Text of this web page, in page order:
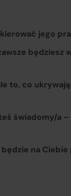
jego
będziesz
to, co
świadomy/a –
na Ciebie
odpowiadają za
realizacją
Platformy.
podział ról